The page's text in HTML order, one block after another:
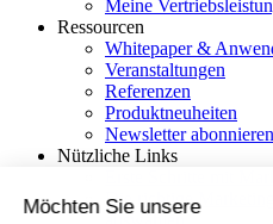
Möchten Sie unsere
Meine
Ressourcen
Whitepaper &
Veranstaltungen
Referenzen
Produktneuheiten
Newsletter abonnieren
Nützliche Links
Erste Schritte mit
Die richtige